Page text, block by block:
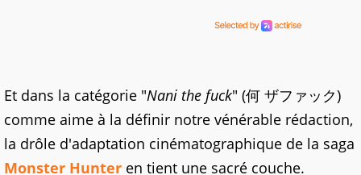
Et dans la catégorie "Nani the fuck" (何 ザファック)
comme aime à la définir notre vénérable rédaction,
la drôle d'adaptation cinématographique de la saga
Monster Hunter en tient une sacré couche.